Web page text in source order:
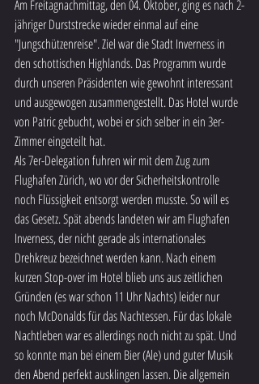
Am Freitagnachmittag, den 04. Oktober, ging es nach 2-
jähriger Durststrecke wieder einmal auf eine
"Jungschützenreise". Ziel war die Stadt Inverness in
den schottischen Highlands. Das Programm wurde
durch unseren Präsidenten wie gewohnt interessant
und ausgewogen zusammengestellt. Das Hotel wurde
von Patric gebucht, wobei er sich selber in ein 3er-
Zimmer eingeteilt hat.
Als 7er-Delegation fuhren wir mit dem Zug zum
Flughafen Zürich, wo vor der Sicherheitskontrolle
noch Flüssigkeit entsorgt werden musste. So will es
das Gesetz. Spät abends landeten wir am Flughafen
Inverness, der nicht gerade als internationales
Drehkreuz bezeichnet werden kann. Nach einem
kurzen Stop-over im Hotel blieb uns aus zeitlichen
Gründen (es war schon 11 Uhr Nachts) leider nur
noch McDonalds für das Nachtessen. Für das lokale
Nachtleben war es allerdings noch nicht zu spät. Und
so konnte man bei einem Bier (Ale) und guter Musik
den Abend perfekt ausklingen lassen. Die allgemein